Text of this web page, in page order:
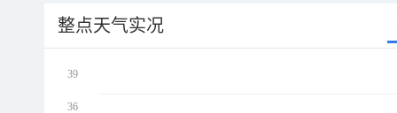
整点天气实况
39
36